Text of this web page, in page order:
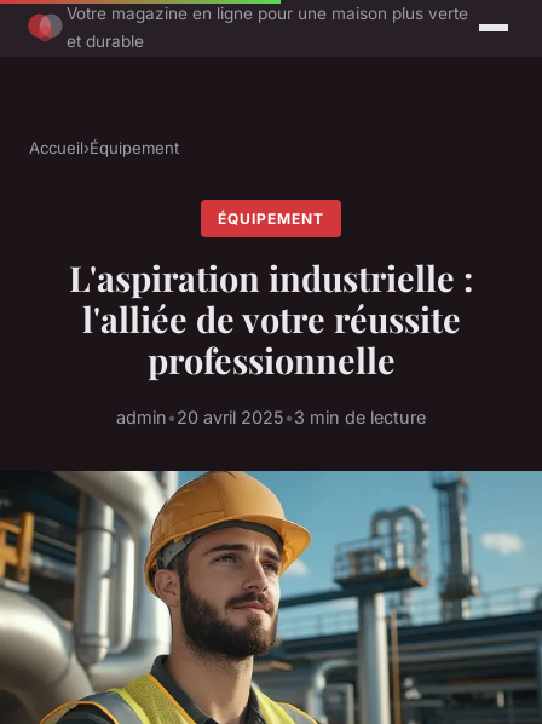
Votre magazine en ligne pour une maison plus verte
et durable
Accueil›Équipement
ÉQUIPEMENT
L'aspiration industrielle :
l'alliée de votre réussite
professionnelle
admin•20 avril 2025•3 min de lecture